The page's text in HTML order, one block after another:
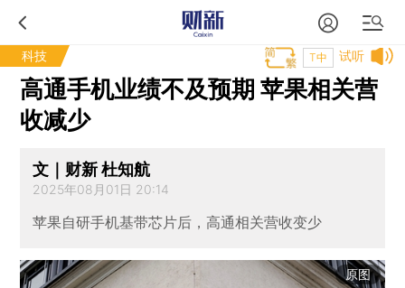
科技 试听
T中
高通手机业绩不及预期 苹果相关营
收减少
文｜财新 杜知航
2025年08月01日 20:14
苹果自研手机基带芯片后，高通相关营收变少
原图